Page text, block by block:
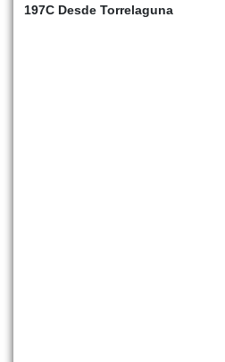
197C Desde Torrelaguna